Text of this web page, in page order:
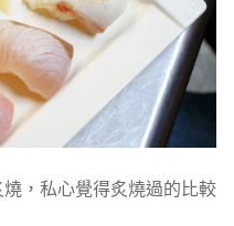
，私心覺得炙燒過的比較